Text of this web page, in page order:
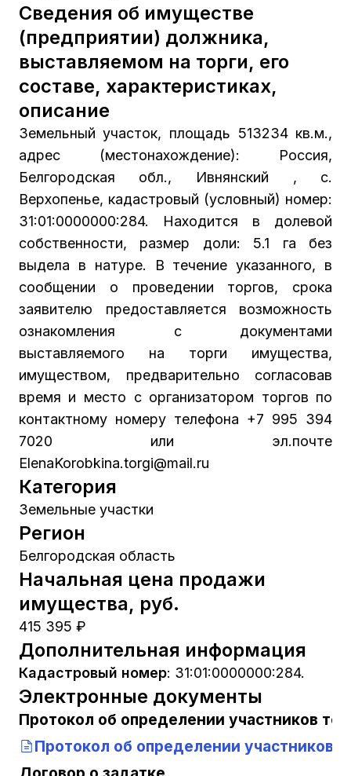
Сведения об имуществе
(предприятии) должника,
выставляемом на торги, его
составе, характеристиках,
описание
Земельный участок, площадь 513234 кв.м.,
адрес (местонахождение): Россия,
Белгородская обл., Ивнянский , с.
Верхопенье, кадастровый (условный) номер:
31:01:0000000:284. Находится в долевой
собственности, размер доли: 5.1 га без
выдела в натуре. В течение указанного, в
сообщении о проведении торгов, срока
заявителю предоставляется возможность
ознакомления с документами
выставляемого на торги имущества,
имуществом, предварительно согласовав
время и место с организатором торгов по
контактному номеру телефона +7 995 394
7020 или эл.почте
ElenaKorobkina.torgi@mail.ru
Категория
Земельные участки
Регион
Белгородская область
Начальная цена продажи
имущества, руб.
415 395 ₽
Дополнительная информация
Кадастровый номер: 31:01:0000000:284.
Электронные документы
Протокол об определении участников
Протокол об определении участников